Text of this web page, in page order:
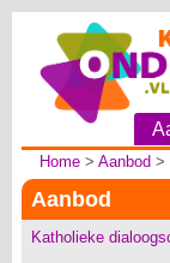
Home> Aanbod >
Aanbod
Katholieke